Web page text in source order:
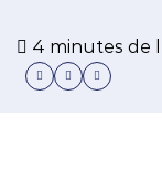
4 minutes de